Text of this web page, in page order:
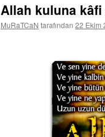
Allah kuluna
MuRaTCaN tarafından 22 Ekim